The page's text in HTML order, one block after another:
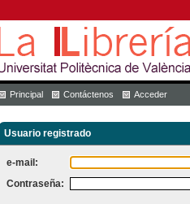
Principal Contáctenos Acceder
Usuario registrado
e-mail:
Contraseña: